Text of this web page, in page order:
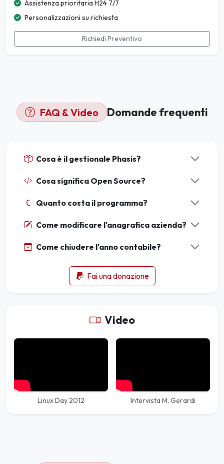
Assistenza prioritaria H24 7/7
Personalizzazioni su richiesta
Richiedi Preventivo
FAQ & Video Domande frequenti
Cosa è il gestionale Phasis?
Cosa significa Open Source?
Quanto costa il programma?
Come modificare l'anagrafica azienda?
Come chiudere l'anno contabile?
Fai una donazione
Video
Linux Day 2012 Intervista M. Gerardi